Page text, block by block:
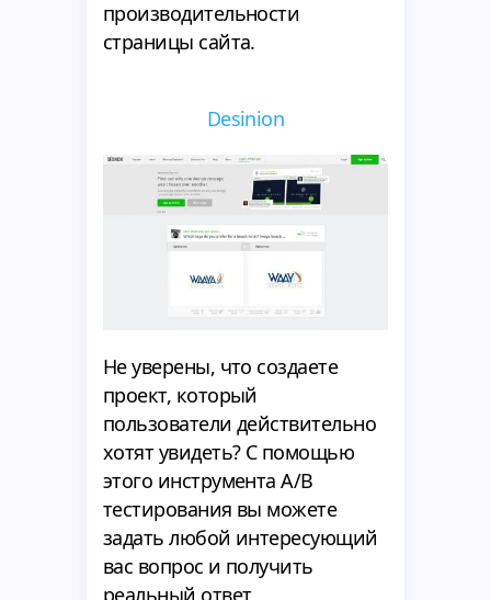
производительности
страницы сайта.
Desinion
Не уверены, что создаете
проект, который
пользователи действительно
хотят увидеть? С помощью
этого инструмента A/B
тестирования вы можете
задать любой интересующий
вас вопрос и получить
реальный ответ